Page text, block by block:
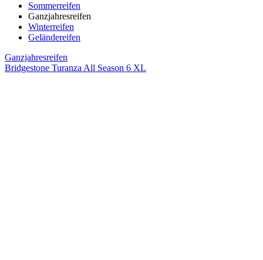
Sommerreifen
Ganzjahresreifen
Winterreifen
Geländereifen
Ganzjahresreifen
Bridgestone Turanza All Season 6 XL